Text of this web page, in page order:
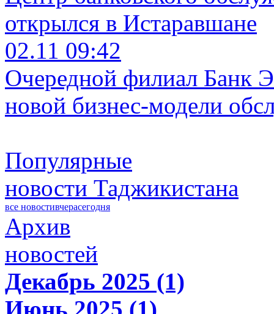
открылся в Истаравшане
02.11 09:42
Очередной филиал Банк
новой бизнес-модели
Популярные
новости Таджикистана
все новостивчерасегодня
Архив
новостей
Декабрь 2025 (1)